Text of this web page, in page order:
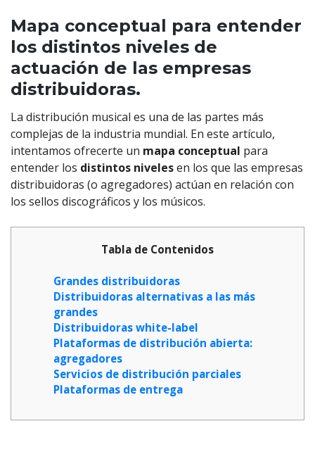
Mapa conceptual para entender
los distintos niveles de
actuación de las empresas
distribuidoras.
La distribución musical es una de las partes más
complejas de la industria mundial. En este artículo,
intentamos ofrecerte un mapa conceptual para
entender los distintos nivelesen los que las empresas
distribuidoras (o agregadores) actúan en relación con
los sellos discográficos y los músicos.
Tabla de Contenidos
Grandes distribuidoras
Distribuidoras alternativas a las más
grandes
Distribuidoras white-label
Plataformas de distribución abierta:
agregadores
Servicios de distribución parciales
Plataformas de entrega